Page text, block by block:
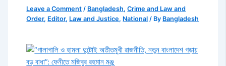
Leave a Comment / Bangladesh,Crime and Law and
Order, Editor, Law and Justice, National / By Bangladesh